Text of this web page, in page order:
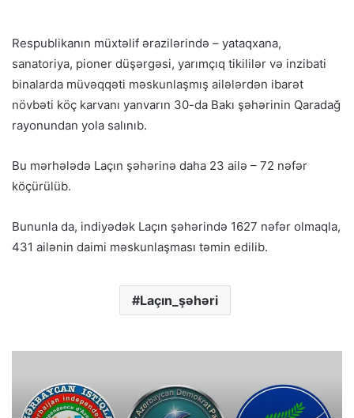
Respublikanın müxtəlif ərazilərində – yataqxana,
sanatoriya, pioner düşərgəsi, yarımçıq tikililər və inzibati
binalarda müvəqqəti məskunlaşmış ailələrdən ibarət
növbəti köç karvanı yanvarın 30-da Bakı şəhərinin Qaradağ
rayonundan yola salınıb.
Bu mərhələdə Laçın şəhərinə daha 23 ailə – 72 nəfər
köçürülüb.
Bununla da, indiyədək Laçın şəhərində 1627 nəfər olmaqla,
431 ailənin daimi məskunlaşması təmin edilib.
Laçın_şəhəri